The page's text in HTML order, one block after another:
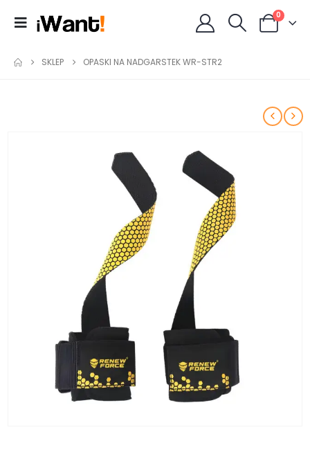
0
SKLEP OPASKI NA NADGARSTEK WR-STR2